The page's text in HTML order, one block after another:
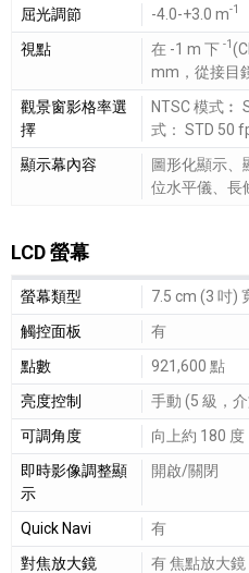
屈光調節 -4.0-+3.0 m-1
視點 在 -1 m 下 -1
mm，從接目
觀景窗影格率選
擇
NTSC 模式︰
式： STD 50
顯示幕內容
圖形化顯示、
位水平儀、長
LCD 螢幕
LCD 螢幕細節敘述
螢幕類型
7.5 cm (3 吋)
觸控面板
有
點數
921,600 點
亮度控制
手動 (5 級，
可調角度
向上約 180
即時影像調整顯
示
開啟/關閉
Quick Navi
有
對焦放大鏡
有 焦點放大